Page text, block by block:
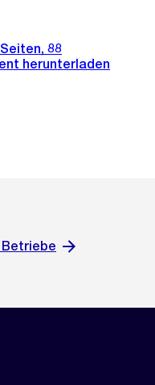
Seiten, 88
herunterladen